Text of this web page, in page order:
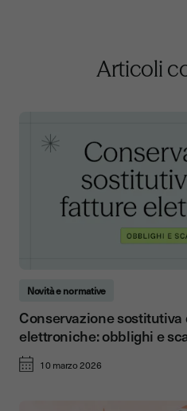
Articoli
Novità e normative
Conservazione
elettroniche: obblighi e
10 marzo 2026